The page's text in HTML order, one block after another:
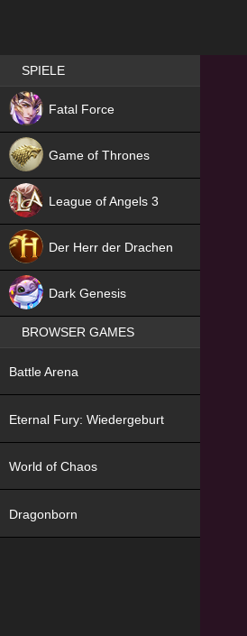
Best RPG games in Germany
SPIELE
Fatal Force
Game of Thrones
League of Angels 3
Der Herr der Drachen
Dark Genesis
BROWSER GAMES
Battle Arena
Eternal Fury: Wiedergeburt
World of Chaos
Dragonborn